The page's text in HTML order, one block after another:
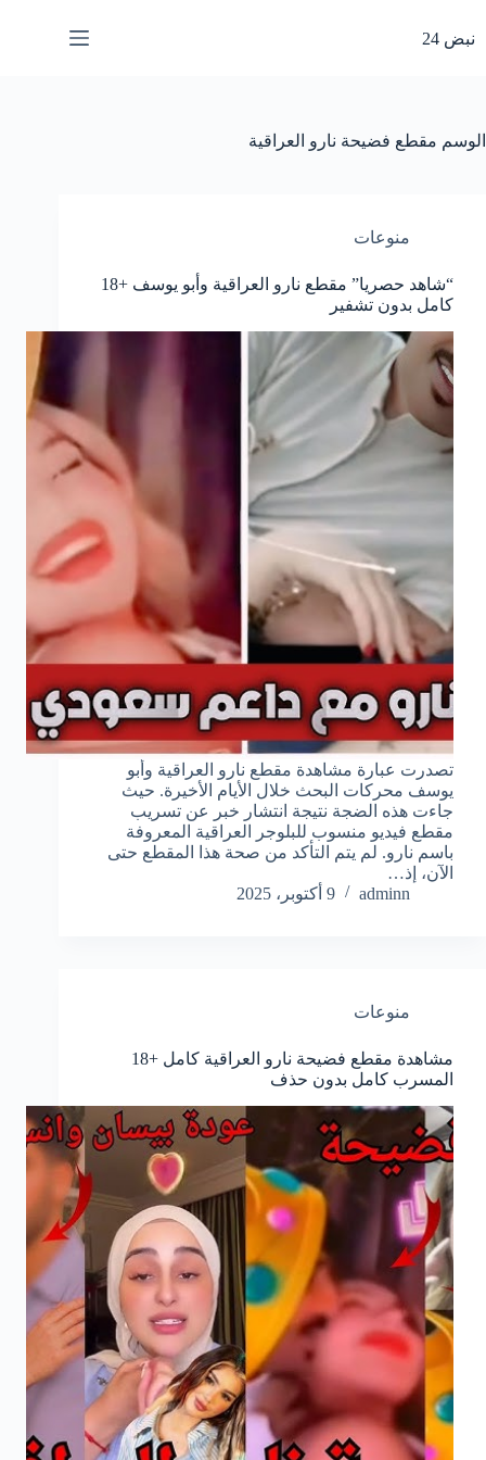
المحتوى
نبض 24
الوسم مقطع فضيحة نارو العراقية
منوعات
“شاهد حصريا” مقطع نارو العراقية وأبو يوسف +18
كامل بدون تشفير
تصدرت عبارة مشاهدة مقطع نارو العراقية وأبو
يوسف محركات البحث خلال الأيام الأخيرة. حيث
جاءت هذه الضجة نتيجة انتشار خبر عن تسريب
مقطع فيديو منسوب للبلوجر العراقية المعروفة
باسم نارو. لم يتم التأكد من صحة هذا المقطع حتى
الآن، إذ…
adminn
9 أكتوبر، 2025
منوعات
مشاهدة مقطع فضيحة نارو العراقية كامل +18
المسرب كامل بدون حذف